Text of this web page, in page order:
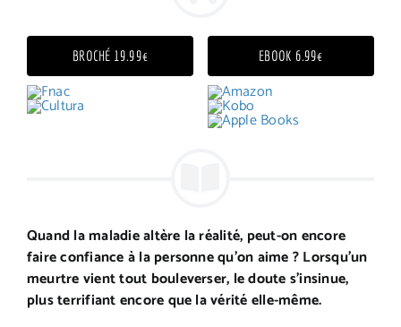
BROCHÉ 19.99€ EBOOK 6.99€
Quand la maladie altère la réalité, peut-on encore
faire confiance à la personne qu’on aime ? Lorsqu’un
meurtre vient tout bouleverser, le doute s’insinue,
plus terrifiant encore que la vérité elle-même.